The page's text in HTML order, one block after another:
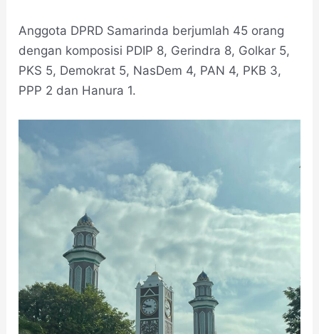
Anggota DPRD Samarinda berjumlah 45 orang
dengan komposisi PDIP 8, Gerindra 8, Golkar 5,
PKS 5, Demokrat 5, NasDem 4, PAN 4, PKB 3,
PPP 2 dan Hanura 1.